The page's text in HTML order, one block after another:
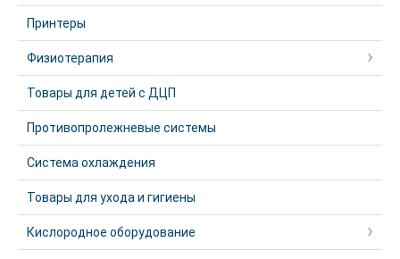
Принтеры
Физиотерапия
Товары для детей с ДЦП
Противопролежневые системы
Система охлаждения
Товары для ухода и гигиены
Кислородное оборудование